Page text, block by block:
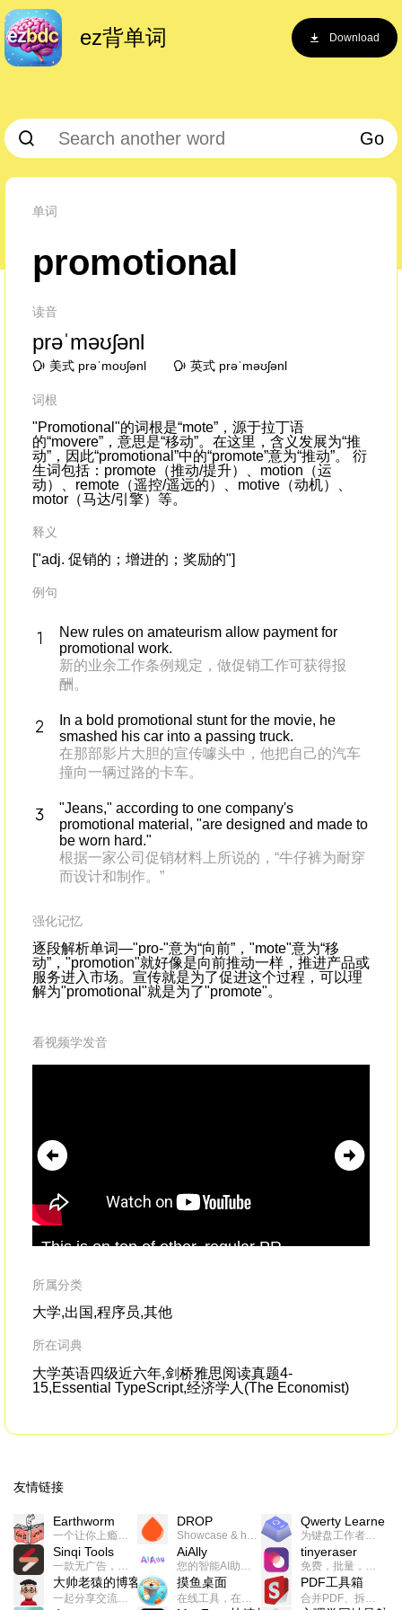
ez背单词 Download
Go
单词
promotional
读音
prəˈməʊʃənl
美式 prəˈmoʊʃənl 英式 prəˈməʊʃənl
词根
"Promotional"的词根是“mote”，源于拉丁语
的“movere”，意思是“移动”。在这里，含义发展为“推
动”，因此“promotional”中的“promote”意为“推动”。 衍
生词包括：promote（推动/提升）、motion（运
动）、remote（遥控/遥远的）、motive（动机）、
motor（马达/引擎）等。
释义
["adj. 促销的；增进的；奖励的"]
例句
New rules on amateurism allow payment for
promotional work.
新的业余工作条例规定，做促销工作可获得报
酬。
In a bold promotional stunt for the movie, he
smashed his car into a passing truck.
在那部影片大胆的宣传噱头中，他把自己的汽车
撞向一辆过路的卡车。
"Jeans," according to one company's
promotional material, "are designed and made to
be worn hard."
根据一家公司促销材料上所说的，“牛仔裤为耐穿
而设计和制作。”
强化记忆
逐段解析单词—"pro-"意为“向前”，"mote"意为“移
动”，"promotion"就好像是向前推动一样，推进产品或
服务进入市场。宣传就是为了促进这个过程，可以理
解为"promotional"就是为了"promote"。
看视频学发音
This is on top of other, regular PR
articles.Douyin wanted to leverage the large
user base of short video
所属分类
大学,出国,程序员,其他
所在词典
大学英语四级近六年,剑桥雅思阅读真题4-
15,Essential TypeScript,经济学人(The Economist)
友情链接
Earthworm DROP Qwerty Learner
为键盘工作者设计的单词与肌肉记忆锻炼软件
Sinqi Tools AiAlly tinyeraser
大帅老猿的博客 摸鱼桌面 PDF工具箱
合并PDF、拆分PDF、旋转PDF、裁剪PDF、转换PDF、加密PDF、解密PDF、PDF加水印等多种PDF处理功能